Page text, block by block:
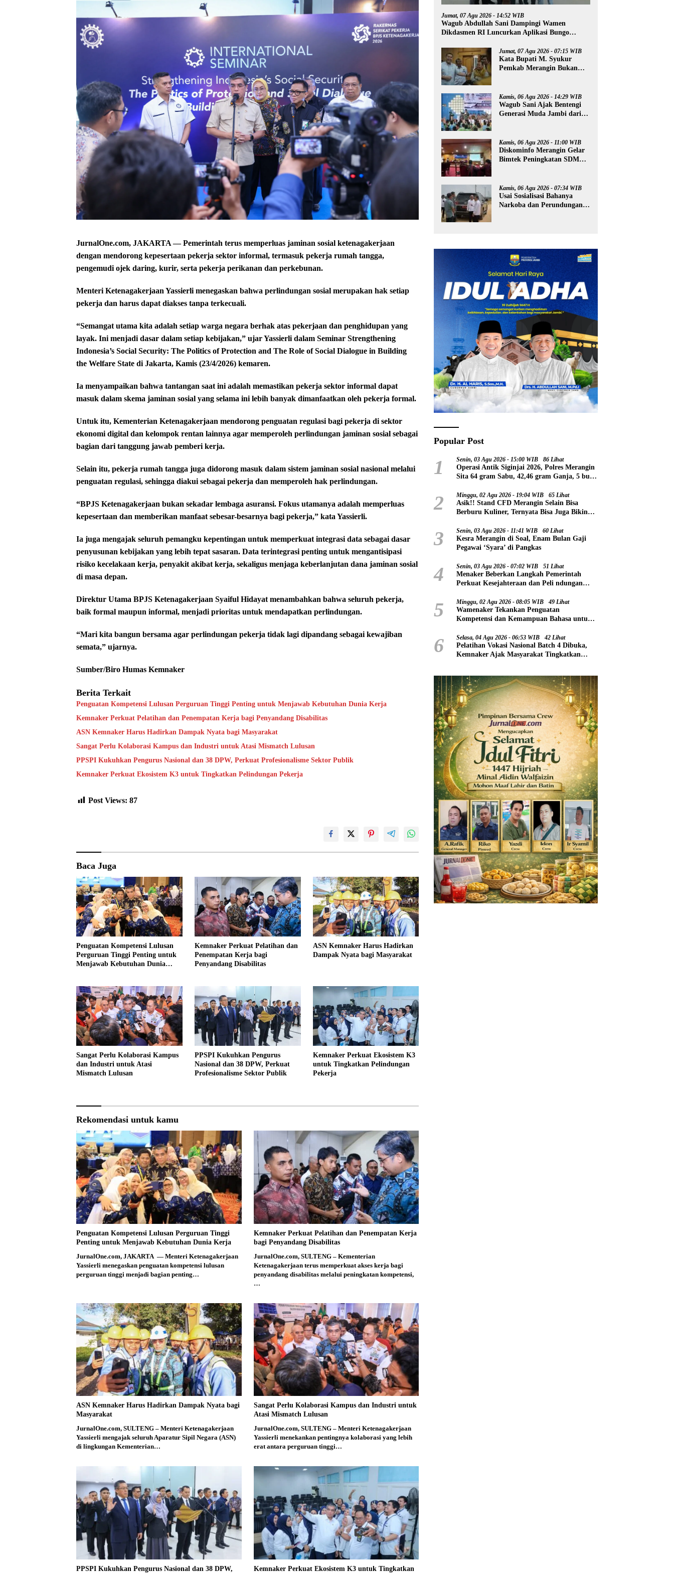
JurnalOne.com, JAKARTA — Pemerintah terus memperluas jaminan sosial ketenagakerjaan
dengan mendorong kepesertaan pekerja sektor informal, termasuk pekerja rumah tangga,
pengemudi ojek daring, kurir, serta pekerja perikanan dan perkebunan.
Menteri Ketenagakerjaan Yassierli menegaskan bahwa perlindungan sosial merupakan hak setiap
pekerja dan harus dapat diakses tanpa terkecuali.
“Semangat utama kita adalah setiap warga negara berhak atas pekerjaan dan penghidupan yang
layak. Ini menjadi dasar dalam setiap kebijakan,” ujar Yassierli dalam Seminar Strengthening
Indonesia’s Social Security: The Politics of Protection and The Role of Social Dialogue in Building
the Welfare State di Jakarta, Kamis (23/4/2026) kemaren.
Ia menyampaikan bahwa tantangan saat ini adalah memastikan pekerja sektor informal dapat
masuk dalam skema jaminan sosial yang selama ini lebih banyak dimanfaatkan oleh pekerja formal.
Untuk itu, Kementerian Ketenagakerjaan mendorong penguatan regulasi bagi pekerja di sektor
ekonomi digital dan kelompok rentan lainnya agar memperoleh perlindungan jaminan sosial sebagai
bagian dari tanggung jawab pemberi kerja.
Selain itu, pekerja rumah tangga juga didorong masuk dalam sistem jaminan sosial nasional melalui
penguatan regulasi, sehingga diakui sebagai pekerja dan memperoleh hak perlindungan.
“BPJS Ketenagakerjaan bukan sekadar lembaga asuransi. Fokus utamanya adalah memperluas
kepesertaan dan memberikan manfaat sebesar-besarnya bagi pekerja,” kata Yassierli.
Ia juga mengajak seluruh pemangku kepentingan untuk memperkuat integrasi data sebagai dasar
penyusunan kebijakan yang lebih tepat sasaran. Data terintegrasi penting untuk mengantisipasi
risiko kecelakaan kerja, penyakit akibat kerja, sekaligus menjaga keberlanjutan dana jaminan sosial
di masa depan.
Direktur Utama BPJS Ketenagakerjaan Syaiful Hidayat menambahkan bahwa seluruh pekerja,
baik formal maupun informal, menjadi prioritas untuk mendapatkan perlindungan.
“Mari kita bangun bersama agar perlindungan pekerja tidak lagi dipandang sebagai kewajiban
semata,” ujarnya.
Sumber/Biro Humas Kemnaker
Berita Terkait
Penguatan Kompetensi Lulusan Perguruan Tinggi Penting untuk Menjawab Kebutuhan Dunia Kerja
Kemnaker Perkuat Pelatihan dan Penempatan Kerja bagi Penyandang Disabilitas
ASN Kemnaker Harus Hadirkan Dampak Nyata bagi Masyarakat
Sangat Perlu Kolaborasi Kampus dan Industri untuk Atasi Mismatch Lulusan
PPSPI Kukuhkan Pengurus Nasional dan 38 DPW, Perkuat Profesionalisme Sektor Publik
Kemnaker Perkuat Ekosistem K3 untuk Tingkatkan Pelindungan Pekerja
Post Views: 87
Baca Juga
Penguatan Kompetensi Lulusan
Perguruan Tinggi Penting untuk
Menjawab Kebutuhan Dunia
Kemnaker Perkuat Pelatihan dan
Penempatan Kerja bagi
Penyandang Disabilitas
ASN Kemnaker Harus Hadirkan
Dampak Nyata bagi Masyarakat
Sangat Perlu Kolaborasi Kampus
dan Industri untuk Atasi
Mismatch Lulusan
PPSPI Kukuhkan Pengurus
Nasional dan 38 DPW, Perkuat
Profesionalisme Sektor Publik
Kemnaker Perkuat Ekosistem K3
untuk Tingkatkan Pelindungan
Pekerja
Rekomendasi untuk kamu
Penguatan Kompetensi Lulusan Perguruan Tinggi
Penting untuk Menjawab Kebutuhan Dunia Kerja
JurnalOne.com, JAKARTA — Menteri Ketenagakerjaan
Yassierli menegaskan penguatan kompetensi lulusan
perguruan tinggi menjadi bagian penting…
Kemnaker Perkuat Pelatihan dan Penempatan Kerja
bagi Penyandang Disabilitas
JurnalOne.com, SULTENG – Kementerian
Ketenagakerjaan terus memperkuat akses kerja bagi
penyandang disabilitas melalui peningkatan kompetensi,
…
ASN Kemnaker Harus Hadirkan Dampak Nyata bagi
Masyarakat
JurnalOne.com, SULTENG – Menteri Ketenagakerjaan
Yassierli mengajak seluruh Aparatur Sipil Negara (ASN)
di lingkungan Kementerian…
Sangat Perlu Kolaborasi Kampus dan Industri untuk
Atasi Mismatch Lulusan
JurnalOne.com, SULTENG – Menteri Ketenagakerjaan
Yassierli menekankan pentingnya kolaborasi yang lebih
erat antara perguruan tinggi…
PPSPI Kukuhkan Pengurus Nasional dan 38 DPW, Kemnaker Perkuat Ekosistem K3 untuk Tingkatkan
Jumat, 07 Agu 2026 - 14:52 WIB
Wagub Abdullah Sani Dampingi Wamen
Dikdasmen RI Luncurkan Aplikasi Bungo
Jumat, 07 Agu 2026 - 07:15 WIB
Kata Bupati M. Syukur
Pemkab Merangin Bukan
Kamis, 06 Agu 2026 - 14:29 WIB
Wagub Sani Ajak Bentengi
Generasi Muda Jambi dari
Kamis, 06 Agu 2026 - 11:00 WIB
Diskominfo Merangin Gelar
Bimtek Peningkatan SDM
Kamis, 06 Agu 2026 - 07:34 WIB
Usai Sosialisasi Bahanya
Narkoba dan Perundungan,
Popular Post
1 Senin, 03 Agu 2026 - 15:00 WIB 86 Lihat
Operasi Antik Siginjai 2026, Polres Merangin
Sita 64 gram Sabu, 42,46 gram Ganja, 5 butir
2 Minggu, 02 Agu 2026 - 19:04 WIB 65 Lihat
Asik!! Stand CFD Merangin Selain Bisa
Berburu Kuliner, Ternyata Bisa Juga Bikin
3 Senin, 03 Agu 2026 - 11:41 WIB 60 Lihat
Kesra Merangin di Soal, Enam Bulan Gaji
Pegawai ‘Syara’ di Pangkas
4 Senin, 03 Agu 2026 - 07:02 WIB 51 Lihat
Menaker Beberkan Langkah Pemerintah
Perkuat Kesejahteraan dan Peli ndungan
5 Minggu, 02 Agu 2026 - 08:05 WIB 49 Lihat
Wamenaker Tekankan Penguatan
Kompetensi dan Kemampuan Bahasa untuk
6 Selasa, 04 Agu 2026 - 06:53 WIB 42 Lihat
Pelatihan Vokasi Nasional Batch 4 Dibuka,
Kemnaker Ajak Masyarakat Tingkatkan